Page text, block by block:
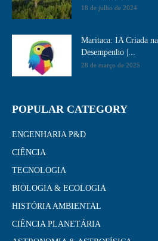
18 de julho de 2024
Maritaca: IA Criada
Desempenho​ |...
28 de março de 2025
POPULAR CATEGORY
ENGENHARIA P&D
CIÊNCIA
TECNOLOGIA
BIOLOGIA & ECOLOGIA
HISTÓRIA AMBIENTAL
CIÊNCIA PLANETÁRIA